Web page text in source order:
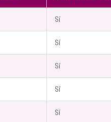
Sí
Sí
Sí
Sí
Sí